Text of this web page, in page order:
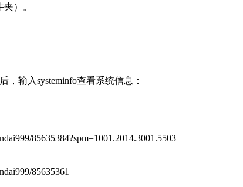
）。
输入systeminfo查看系统信息：
85635384?spm=1001.2014.3001.5503
85635361